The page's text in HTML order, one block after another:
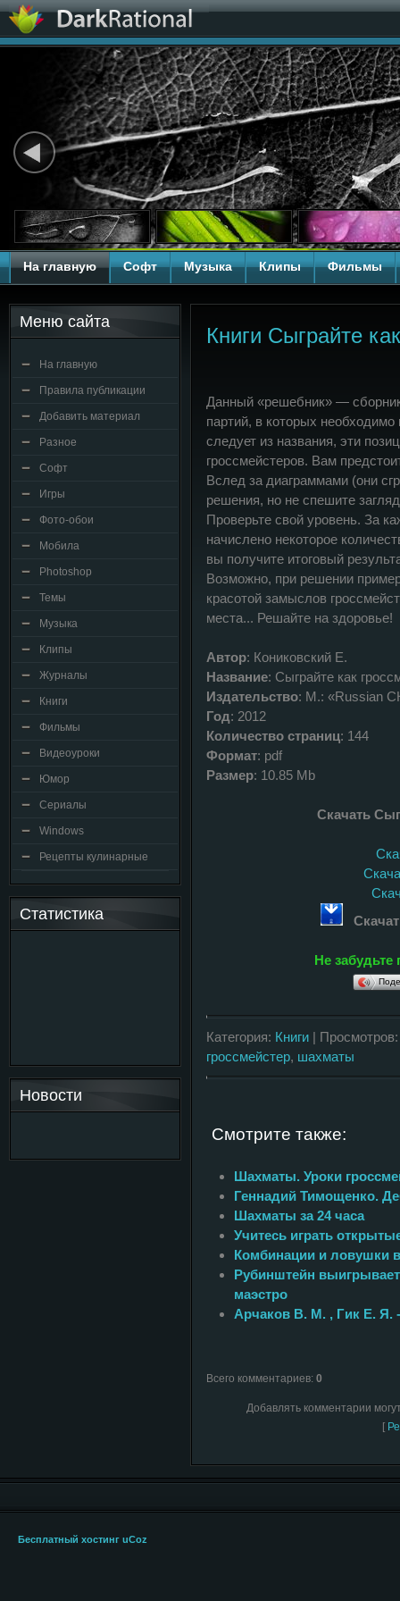
На главную Софт Музыка Клипы Фильмы
Меню сайта
На главную
Правила публикации
Добавить материал
Разное
Софт
Игры
Фото-обои
Мобила
Photoshop
Темы
Музыка
Клипы
Журналы
Книги
Фильмы
Видеоуроки
Юмор
Сериалы
Windows
Рецепты кулинарные
Статистика
Новости
Книги Сыграйте
Данный «решебник» —
партий, в которых
следует из названия, эти
гроссмейстеров. Вам
Вслед за диаграммами (они
решения, но не спешите
Проверьте свой уровень. За
начислено некоторое
вы получите итоговый
Возможно, при решении
красотой замыслов
места... Решайте на здоровье!
Автор: Кониковский Е.
Название: Сыграйте как
Издательство: М.: «Russian
Год: 2012
Количество страниц: 144
Формат: pdf
Размер: 10.85 Mb
Скачать
Не
Категория: Книги |
гроссмейстер, шахматы
Смотрите также:
Шахматы. Уроки
Геннадий Тимощенко.
Шахматы за 24 часа
Учитесь играть
Комбинации и ловушки
Рубинштейн
маэстро
Арчаков В. М. , Гик Е. Я.
Всего комментариев: 0
Добавлять комментарии
[
Бесплатный хостинг uCoz